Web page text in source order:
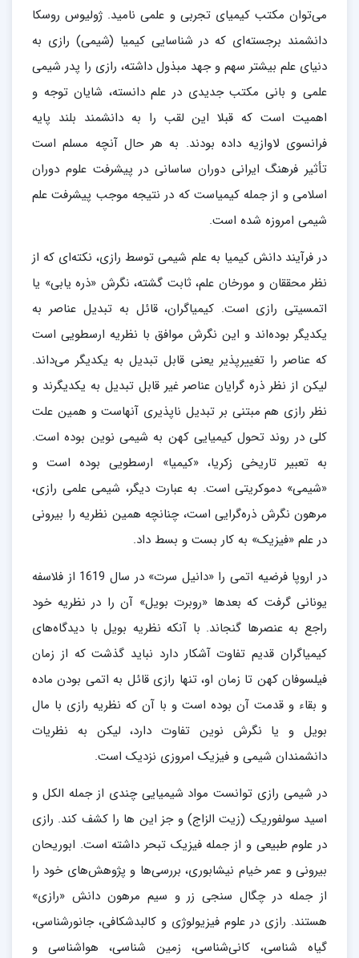
می‌توان مکتب کیمیای تجربی و علمی نامید. ژولیوس روسکا
دانشمند برجسته‌ای که در شناسایی کیمیا (شیمی) رازی به
دنیای علم بیشتر سهم و جهد مبذول داشته، رازی را پدر شیمی
علمی و بانی مکتب جدیدی در علم دانسته، شایان توجه و
اهمیت است که قبلا این لقب را به دانشمند بلند پایه
فرانسوی لاوازیه داده بودند. به هر حال آنچه مسلم است
تأثیر فرهنگ ایرانی دوران ساسانی در پیشرفت علوم دوران
اسلامی و از جمله کیمیاست که در نتیجه موجب پیشرفت علم
شیمی امروزه شده است.
در فرآیند دانش کیمیا به علم شیمی توسط رازی، نکته‌ای که از
نظر محققان و مورخان علم، ثابت گشته، نگرش «ذره یابی» یا
اتمسیتی رازی است. کیمیاگران، قائل به تبدیل عناصر به
یکدیگر بوده‌اند و این نگرش موافق با نظریه ارسطویی است
که عناصر را تغییرپذیر یعنی قابل تبدیل به یکدیگر می‌داند.
لیکن از نظر ذره گرایان عناصر غیر قابل تبدیل به یکدیگرند و
نظر رازی هم مبتنی بر تبدیل ناپذیری آنهاست و همین علت
کلی در روند تحول کیمیایی کهن به شیمی نوین بوده است.
به تعبیر تاریخی زکریا، «کیمیا» ارسطویی بوده است و
«شیمی» دموکریتی است. به عبارت دیگر، شیمی علمی رازی،
مرهون نگرش ذره‌گرایی است، چنانچه همین نظریه را بیرونی
در علم «فیزیک» به کار بست و بسط داد.
در اروپا فرضیه اتمی را «دانیل سرت» در سال 1619 از فلاسفه
یونانی گرفت که بعدها «روبرت بویل» آن را در نظریه خود
راجع به عنصرها گنجاند. با آنکه نظریه بویل با دیدگاه‌های
کیمیاگران قدیم تفاوت آشکار دارد نباید گذشت که از زمان
فیلسوفان کهن تا زمان او، تنها رازی قائل به اتمی بودن ماده
و بقاء و قدمت آن بوده است و با آن که نظریه رازی با مال
بویل و یا نگرش نوین تفاوت دارد، لیکن به نظریات
دانشمندان شیمی و فیزیک امروزی نزدیک است.
در شیمی رازی توانست مواد شیمیایی چندی از جمله الکل و
اسید سولفوریک (زیت الزاج) و جز این ها را کشف کند. رازی
در علوم طبیعی و از جمله فیزیک تبحر داشته است. ابوریحان
بیرونی و عمر خیام نیشابوری، بررسی‌ها و پژوهش‌های خود را
از جمله در چگال ‌سنجی زر و سیم مرهون دانش «رازی»
هستند. رازی در علوم فیزیولوژی و کالبدشکافی، جانورشناسی،
گیاه شناسی، کانی‌شناسی، زمین شناسی، هواشناسی و